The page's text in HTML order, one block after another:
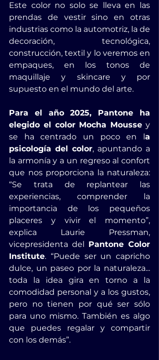
Este color no solo se lleva en las
prendas de vestir sino en otras
industrias como la automotriz, la de
decoración, tecnológica,
construcción, textil y lo veremos en
empaques, en los tonos de
maquillaje y skincare y por
supuesto en el mundo del arte.
Para el año 2025, Pantone ha
elegido el color Mocha Mousse y
se ha centrado un poco en l a
psicología del color, apuntando a
la armonía y a un regreso al confort
que nos proporciona la naturaleza:
“Se trata de replantear las
experiencias, comprender la
importancia de los pequeños
placeres y vivir el momento”,
explica Laurie Pressman,
vicepresidenta del Pantone Color
Institute. “Puede ser un capricho
dulce, un paseo por la naturaleza...
toda la idea gira en torno a la
comodidad personal y a los gustos,
pero no tienen por qué ser sólo
para uno mismo. También es algo
que puedes regalar y compartir
con los demás”.